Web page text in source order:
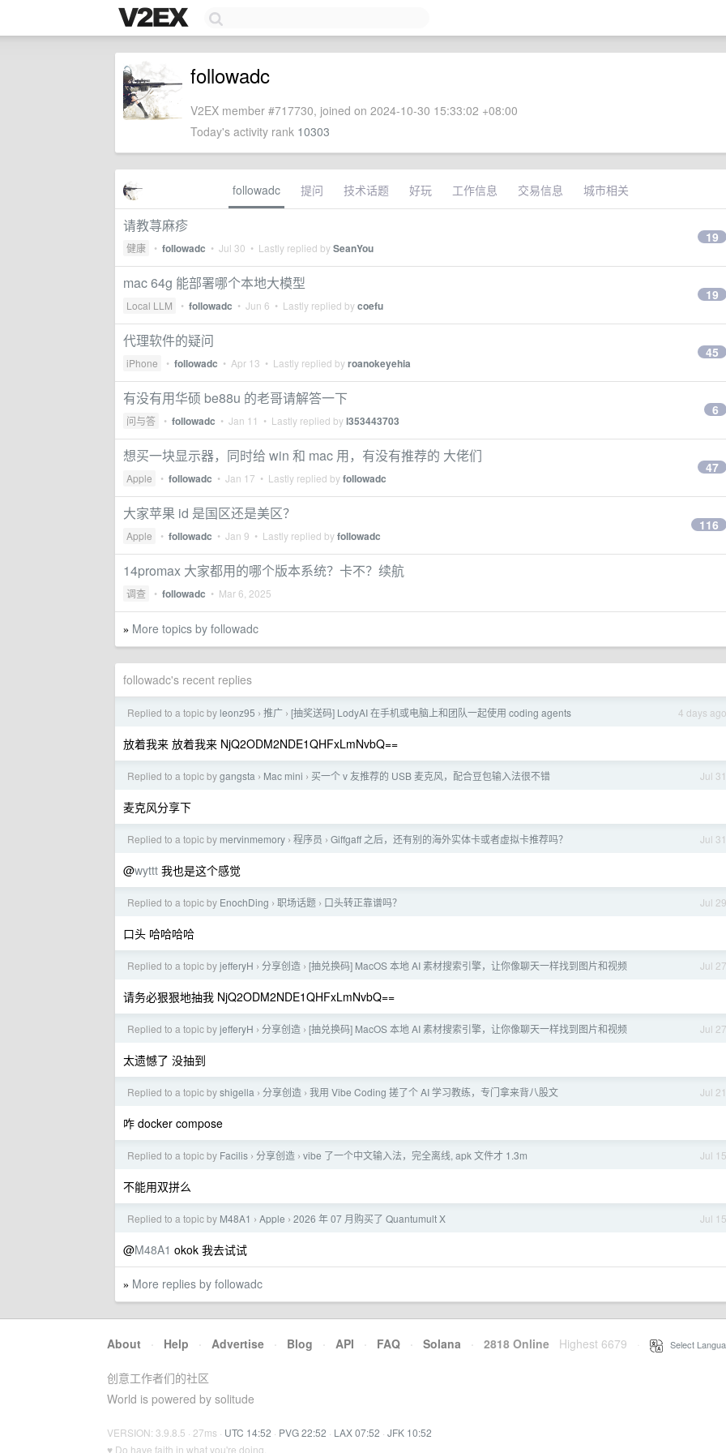
followadc
V2EX member #717730, joined on 2024-10-30 15:33:02 +08:00
Today's activity rank 10303
followadc 提问 技术话题 好玩 工作信息 交易信息 城市相关
请教荨麻疹
健康 • followadc • Jul 30 • Lastly replied bySeanYou
19
mac 64g 能部署哪个本地大模型
Local LLM • followadc • Jun 6 • Lastly replied bycoefu
19
代理软件的疑问
iPhone • followadc • Apr 13 • Lastly replied byroanokeyehia
45
有没有用华硕 be88u 的老哥请解答一下
问与答 • followadc • Jan 11 • Lastly replied byl353443703
6
想买一块显示器，同时给 win 和 mac 用，有没有推荐的 大佬们
Apple • followadc • Jan 17 • Lastly replied byfollowadc
47
大家苹果 id 是国区还是美区？
Apple • followadc • Jan 9 • Lastly replied byfollowadc
116
14promax 大家都用的哪个版本系统？卡不？续航
调查 • followadc • Mar 6, 2025
» More topics by followadc
followadc's recent replies
4 days ago
Replied to a topic by leonz95 › 推广 › [抽奖送码] LodyAI 在手机或电脑上和团队一起使用 coding agents
放着我来 放着我来 NjQ2ODM2NDE1QHFxLmNvbQ==
Jul 31
Replied to a topic bygangsta › Mac mini › 买一个 v 友推荐的 USB 麦克风，配合豆包输入法很不错
麦克风分享下
Jul 31
Replied to a topic by mervinmemory › 程序员 › Giffgaff 之后，还有别的海外实体卡或者虚拟卡推荐吗？
@wyttt 我也是这个感觉
Jul 29
Replied to a topic by EnochDing › 职场话题 › 口头转正靠谱吗？
口头 哈哈哈哈
Jul 27
Replied to a topic byjefferyH › 分享创造 › [抽兑换码] MacOS 本地 AI 素材搜索引擎，让你像聊天一样找到图片和视频
请务必狠狠地抽我 NjQ2ODM2NDE1QHFxLmNvbQ==
Jul 27
Replied to a topic byjefferyH › 分享创造 › [抽兑换码] MacOS 本地 AI 素材搜索引擎，让你像聊天一样找到图片和视频
太遗憾了 没抽到
Jul 21
Replied to a topic byshigella › 分享创造 › 我用 Vibe Coding 搓了个 AI 学习教练，专门拿来背八股文
咋 docker compose
Jul 15
Replied to a topic by Facilis › 分享创造 › vibe 了一个中文输入法，完全离线, apk 文件才 1.3m
不能用双拼么
Jul 15
Replied to a topic by M48A1 › Apple › 2026 年 07 月购买了 Quantumult X
@M48A1 okok 我去试试
» More replies by followadc
About · Help · Advertise · Blog · API · FAQ · Solana · 2818 Online Highest 6679 Select
创意工作者们的社区
World is powered by solitude
VERSION: 3.9.8.5 · 27ms · UTC 14:52 · PVG 22:52 · LAX 07:52 · JFK 10:52
♥ Do have faith in what you're doing.